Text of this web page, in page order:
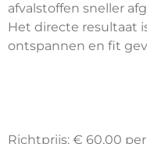
afvalstoffen sneller
Het directe resultaat
ontspannen en fit
Richtprijs: € 60,00